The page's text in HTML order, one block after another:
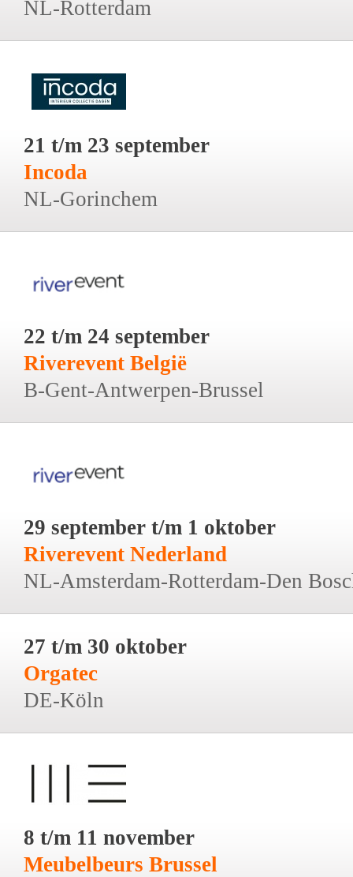
NL-Rotterdam
21 t/m 23 september
Incoda
NL-Gorinchem
22 t/m 24 september
Riverevent België
B-Gent-Antwerpen-Brussel
29 september t/m 1 oktober
Riverevent Nederland
NL-Amsterdam-Rotterdam-Den
27 t/m 30 oktober
Orgatec
DE-Köln
8 t/m 11 november
Meubelbeurs Brussel